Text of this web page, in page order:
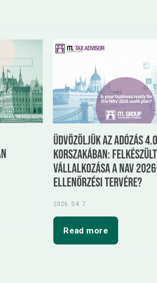
Üdvözöljük az Adózás 4.0
korszakában: felkészült
vállalkozása a NAV
ellenőrzési tervére?
2026. 04. 7.
Read more